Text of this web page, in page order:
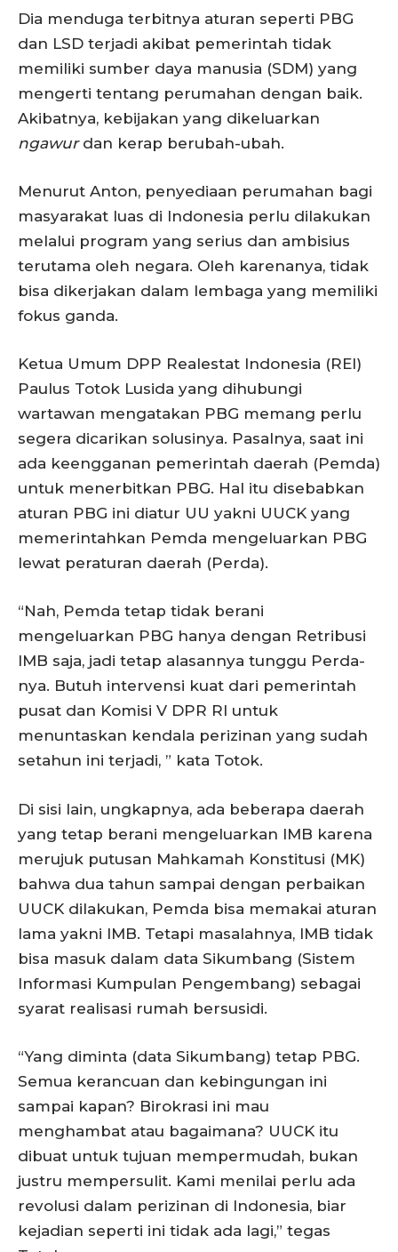
Dia menduga terbitnya aturan seperti PBG
dan LSD terjadi akibat pemerintah tidak
memiliki sumber daya manusia (SDM) yang
mengerti tentang perumahan dengan baik.
Akibatnya, kebijakan yang dikeluarkan
ngawur dan kerap berubah-ubah.
Menurut Anton, penyediaan perumahan bagi
masyarakat luas di Indonesia perlu dilakukan
melalui program yang serius dan ambisius
terutama oleh negara. Oleh karenanya, tidak
bisa dikerjakan dalam lembaga yang memiliki
fokus ganda.
Ketua Umum DPP Realestat Indonesia (REI)
Paulus Totok Lusida yang dihubungi
wartawan mengatakan PBG memang perlu
segera dicarikan solusinya. Pasalnya, saat ini
ada keengganan pemerintah daerah (Pemda)
untuk menerbitkan PBG. Hal itu disebabkan
aturan PBG ini diatur UU yakni UUCK yang
memerintahkan Pemda mengeluarkan PBG
lewat peraturan daerah (Perda).
“Nah, Pemda tetap tidak berani
mengeluarkan PBG hanya dengan Retribusi
IMB saja, jadi tetap alasannya tunggu Perda-
nya. Butuh intervensi kuat dari pemerintah
pusat dan Komisi V DPR RI untuk
menuntaskan kendala perizinan yang sudah
setahun ini terjadi, ” kata Totok.
Di sisi lain, ungkapnya, ada beberapa daerah
yang tetap berani mengeluarkan IMB karena
merujuk putusan Mahkamah Konstitusi (MK)
bahwa dua tahun sampai dengan perbaikan
UUCK dilakukan, Pemda bisa memakai aturan
lama yakni IMB. Tetapi masalahnya, IMB tidak
bisa masuk dalam data Sikumbang (Sistem
Informasi Kumpulan Pengembang) sebagai
syarat realisasi rumah bersusidi.
“Yang diminta (data Sikumbang) tetap PBG.
Semua kerancuan dan kebingungan ini
sampai kapan? Birokrasi ini mau
menghambat atau bagaimana? UUCK itu
dibuat untuk tujuan mempermudah, bukan
justru mempersulit. Kami menilai perlu ada
revolusi dalam perizinan di Indonesia, biar
kejadian seperti ini tidak ada lagi,” tegas